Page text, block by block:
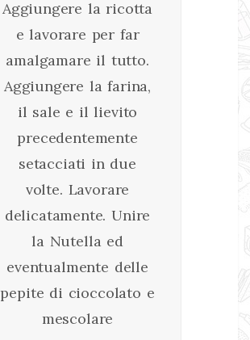
Aggiungere la ricotta
e lavorare per far
amalgamare il tutto.
Aggiungere la farina,
il sale e il lievito
precedentemente
setacciati in due
volte. Lavorare
delicatamente. Unire
la Nutella ed
eventualmente delle
pepite di cioccolato e
mescolare